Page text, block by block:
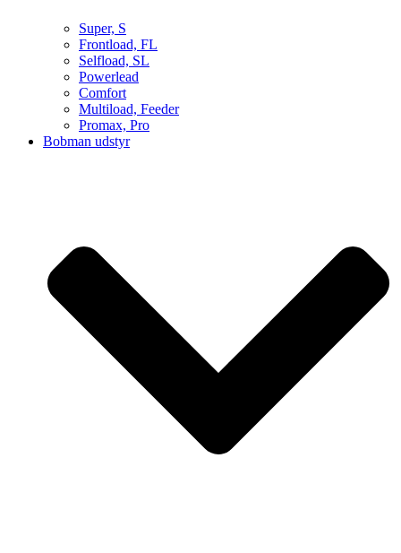
Super, S
Frontload, FL
Selfload, SL
Powerlead
Comfort
Multiload, Feeder
Promax, Pro
Bobman udstyr